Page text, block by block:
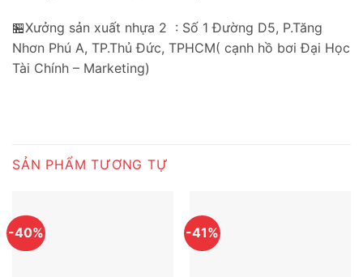
🏪Xưởng sản xuất nhựa 2 : Số 1 Đường D5, P.Tăng
Nhơn Phú A, TP.Thủ Đức, TPHCM( cạnh hồ bơi Đại Học
Tài Chính – Marketing)
SẢN PHẨM TƯƠNG TỰ
-40% -41%